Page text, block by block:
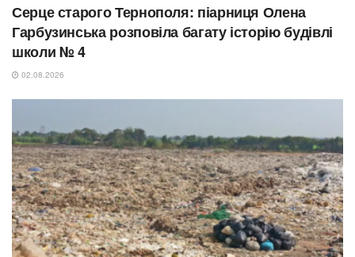
Серце старого Тернополя: піарниця Олена
Гарбузинська розповіла багату історію будівлі
школи № 4
02.08.2026